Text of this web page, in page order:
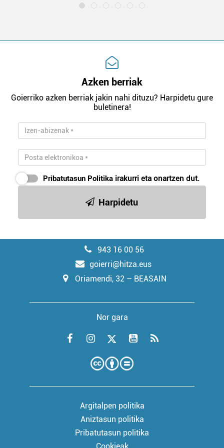
Azken berriak
Goierriko azken berriak jakin nahi dituzu? Harpidetu gure
buletinera!
Pribatutasun Politika irakurri eta onartzen dut.
Harpidetu
943 16 00 56
goierri@hitza.eus
Oriamendi, 32 – BEASAIN
Nor gara
Argitalpen politika
Aniztasun politika
Pribatutasun politika
Cookieak